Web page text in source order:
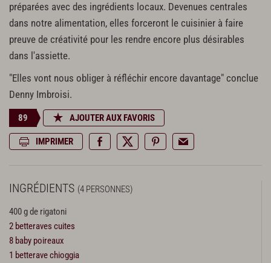
préparées avec des ingrédients locaux. Devenues centrales
dans notre alimentation, elles forceront le cuisinier à faire
preuve de créativité pour les rendre encore plus désirables
dans l'assiette.
"Elles vont nous obliger à réfléchir encore davantage" conclue
Denny Imbroisi.
89 AJOUTER AUX FAVORIS
IMPRIMER
INGRÉDIENTS (4 PERSONNES)
400 g de rigatoni
2 betteraves cuites
8 baby poireaux
1 betterave chioggia